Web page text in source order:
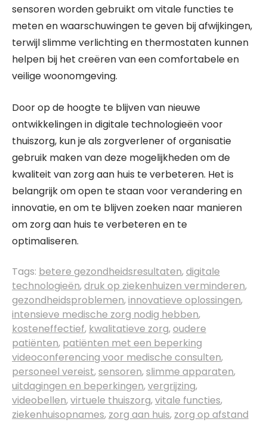
sensoren worden gebruikt om vitale functies te
meten en waarschuwingen te geven bij afwijkingen,
terwijl slimme verlichting en thermostaten kunnen
helpen bij het creëren van een comfortabele en
veilige woonomgeving.
Door op de hoogte te blijven van nieuwe
ontwikkelingen in digitale technologieën voor
thuiszorg, kun je als zorgverlener of organisatie
gebruik maken van deze mogelijkheden om de
kwaliteit van zorg aan huis te verbeteren. Het is
belangrijk om open te staan voor verandering en
innovatie, en om te blijven zoeken naar manieren
om zorg aan huis te verbeteren en te
optimaliseren.
Tags: betere gezondheidsresultaten,digitale
technologieën,druk op ziekenhuizen verminderen,
gezondheidsproblemen,innovatieve oplossingen,
intensieve medische zorg nodig hebben,
kosteneffectief, kwalitatieve zorg,oudere
patiënten, patiënten met een beperking
videoconferencing voor medische consulten,
personeel vereist,sensoren,slimme apparaten,
uitdagingen en beperkingen,vergrijzing,
videobellen,virtuele thuiszorg,vitale functies,
ziekenhuisopnames, zorg aan huis, zorg op afstand